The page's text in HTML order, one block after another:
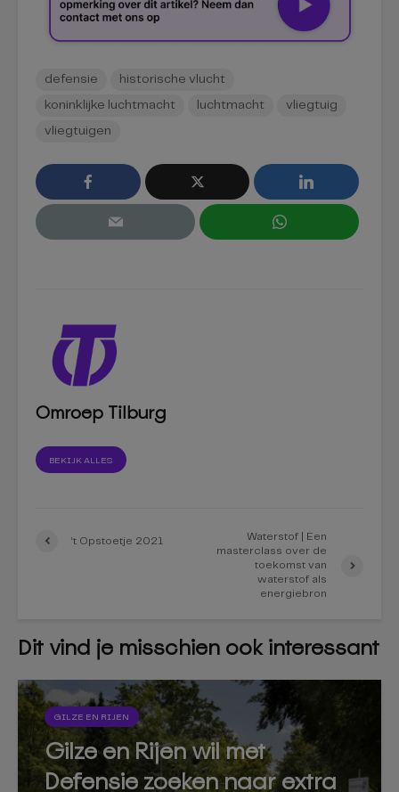
defensie historische vlucht
koninklijke luchtmacht luchtmacht vliegtuig
vliegtuigen
Omroep Tilburg
BEKIJK ALLES
‘t Opstoetje 2021
Waterstof | Een
masterclass over de
toekomst van
waterstof als
energiebron
Dit vind je misschien ook interessant
GILZE EN RIJEN
Gilze en Rijen wil met
Defensie zoeken naar extra